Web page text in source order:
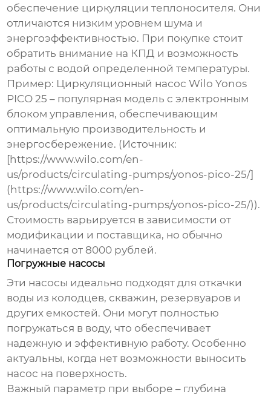
обеспечение циркуляции теплоносителя. Они
отличаются низким уровнем шума и
энергоэффективностью. При покупке стоит
обратить внимание на КПД и возможность
работы с водой определенной температуры.
Пример: Циркуляционный насос Wilo Yonos
PICO 25 – популярная модель с электронным
блоком управления, обеспечивающим
оптимальную производительность и
энергосбережение. (Источник:
[https://www.wilo.com/en-
us/products/circulating-pumps/yonos-pico-25/]
(https://www.wilo.com/en-
us/products/circulating-pumps/yonos-pico-25/)).
Стоимость варьируется в зависимости от
модификации и поставщика, но обычно
начинается от 8000 рублей.
Погружные насосы
Эти насосы идеально подходят для откачки
воды из колодцев, скважин, резервуаров и
других емкостей. Они могут полностью
погружаться в воду, что обеспечивает
надежную и эффективную работу. Особенно
актуальны, когда нет возможности выносить
насос на поверхность.
Важный параметр при выборе – глубина